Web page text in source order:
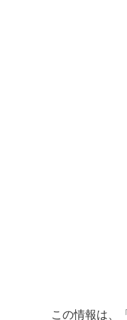
この情報は、「